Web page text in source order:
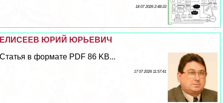
18 07 2026 2:48:33
ЕЛИСЕЕВ ЮРИЙ ЮРЬЕВИЧ
Статья в формате PDF 86 KB...
17 07 2026 11:57:41